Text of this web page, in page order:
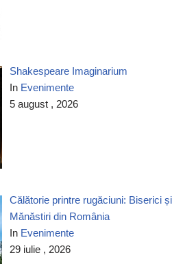
Shakespeare Imaginarium
In Evenimente
5 august , 2026
Călătorie printre rugăciuni: Biserici și
Mănăstiri din România
In Evenimente
29 iulie , 2026